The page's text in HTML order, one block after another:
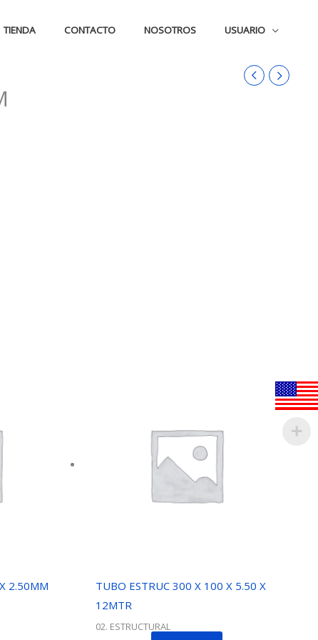
TIENDA CONTACTO NOSOTROS USUARIO
2.50MM
TUBO ESTRUC 300 X 100 X 5.50 X
12MTR
02. ESTRUCTURAL